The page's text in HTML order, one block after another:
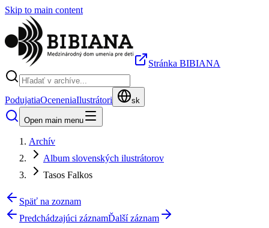
Skip to main content
Stránka BIBIANA
PodujatiaOceneniaIlustrátori sk
Open main menu
Archív
Album slovenských ilustrátorov
Tasos Falkos
Späť na zoznam
Predchádzajúci záznamĎalší záznam